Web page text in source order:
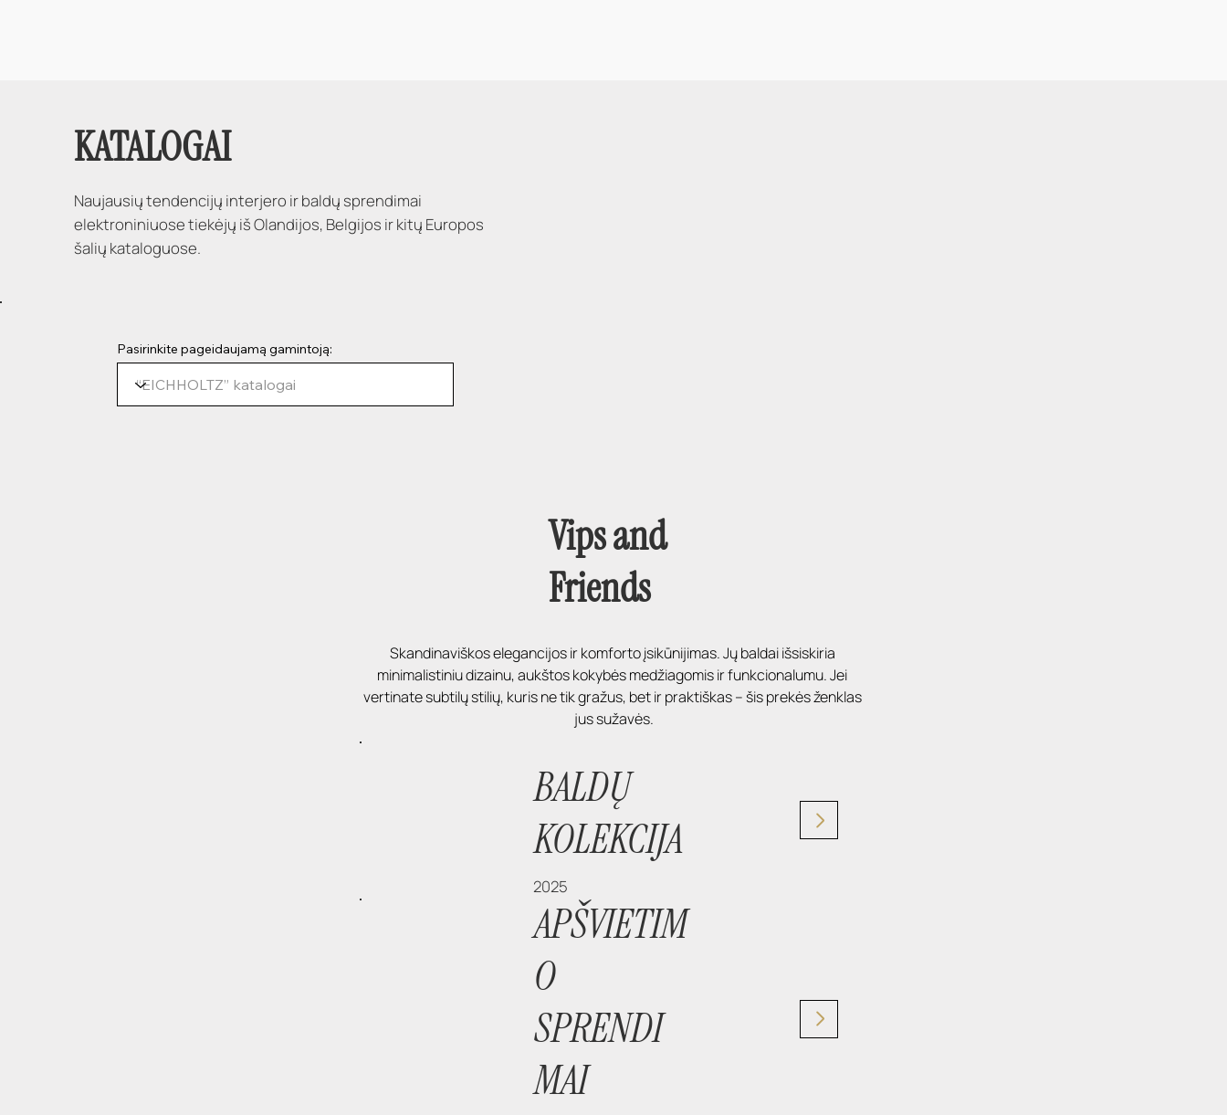
KATALOGAI
Naujausių tendencijų interjero ir baldų sprendimai
elektroniniuose tiekėjų iš Olandijos, Belgijos ir kitų Europos
šalių kataloguose.
Pasirinkite pageidaujamą gamintoją:
Vips and
Friends
Skandinaviškos elegancijos ir komforto įsikūnijimas. Jų baldai išsiskiria
minimalistiniu dizainu, aukštos kokybės medžiagomis ir funkcionalumu. Jei
vertinate subtilų stilių, kuris ne tik gražus, bet ir praktiškas – šis prekės ženklas
jus sužavės.
BALDŲ
KOLEKCIJA
2025
APŠVIETIM
O
SPRENDI
MAI